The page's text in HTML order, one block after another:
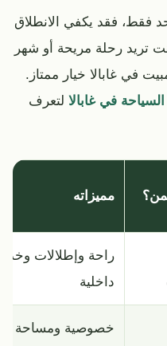
فقط، فقد يكفي الانطلاق
تريد رحلة مريحة أو شهر
في غابالا خيار ممتاز.
في غابالا لتعرف
مميزاته
راحة وإطلالات
داخلية
خصوصية ومساحة